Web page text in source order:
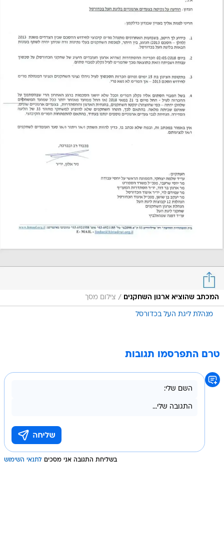
המכתב שהוציא ארגון השחקנים / צילום מסך
מנהלת ליגת העל בכדורסל
טרם התפרסמו תגובות
בשליחת התגובה אני מסכים לתנאי השימוש